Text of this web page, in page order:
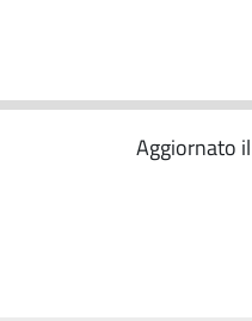
Aggiornato il